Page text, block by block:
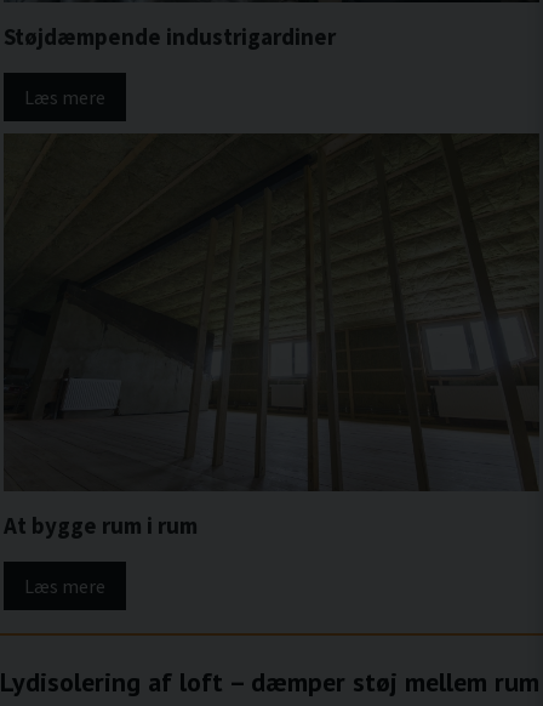
Støjdæmpende industrigardiner
Læs mere
At bygge rum i rum
Læs mere
Lydisolering af loft – dæmper støj mellem rum